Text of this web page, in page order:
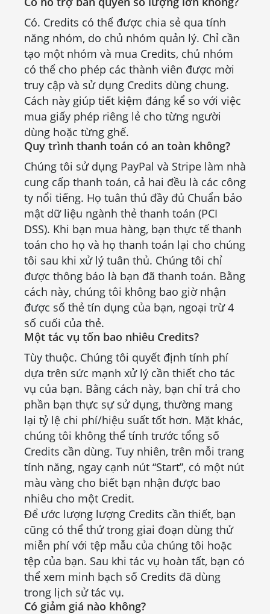
Có. Credits có thể được chia sẻ qua tính
năng nhóm, do chủ nhóm quản lý. Chỉ cần
tạo một nhóm và mua Credits, chủ nhóm
có thể cho phép các thành viên được mời
truy cập và sử dụng Credits dùng chung.
Cách này giúp tiết kiệm đáng kể so với việc
mua giấy phép riêng lẻ cho từng người
dùng hoặc từng ghế.
Quy trình thanh toán có an toàn không?
Chúng tôi sử dụng PayPal và Stripe làm nhà
cung cấp thanh toán, cả hai đều là các công
ty nổi tiếng. Họ tuân thủ đầy đủ Chuẩn bảo
mật dữ liệu ngành thẻ thanh toán (PCI
DSS). Khi bạn mua hàng, bạn thực tế thanh
toán cho họ và họ thanh toán lại cho chúng
tôi sau khi xử lý tuân thủ. Chúng tôi chỉ
được thông báo là bạn đã thanh toán. Bằng
cách này, chúng tôi không bao giờ nhận
được số thẻ tín dụng của bạn, ngoại trừ 4
số cuối của thẻ.
Một tác vụ tốn bao nhiêu Credits?
Tùy thuộc. Chúng tôi quyết định tính phí
dựa trên sức mạnh xử lý cần thiết cho tác
vụ của bạn. Bằng cách này, bạn chỉ trả cho
phần bạn thực sự sử dụng, thường mang
lại tỷ lệ chi phí/hiệu suất tốt hơn. Mặt khác,
chúng tôi không thể tính trước tổng số
Credits cần dùng. Tuy nhiên, trên mỗi trang
tính năng, ngay cạnh nút “Start”, có một nút
màu vàng cho biết bạn nhận được bao
nhiêu cho một Credit.
Để ước lượng lượng Credits cần thiết, bạn
cũng có thể thử trong giai đoạn dùng thử
miễn phí với tệp mẫu của chúng tôi hoặc
tệp của bạn. Sau khi tác vụ hoàn tất, bạn có
thể xem minh bạch số Credits đã dùng
trong lịch sử tác vụ.
Có giảm giá nào không?